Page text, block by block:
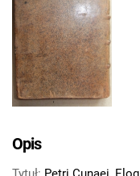
Opis